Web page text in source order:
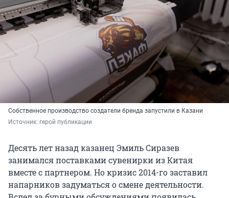
Собственное производство создатели бренда запустили в Казани
Источник: герой публикации
Десять лет назад казанец Эмиль Сиразев
занимался поставками сувенирки из Китая
вместе с партнером. Но кризис 2014-го заставил
напарников задуматься о смене деятельности.